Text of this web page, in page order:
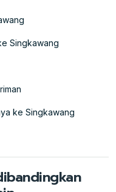
Singkawang
ke Singkawang